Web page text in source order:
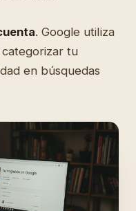
. Google utiliza
tu
en búsquedas